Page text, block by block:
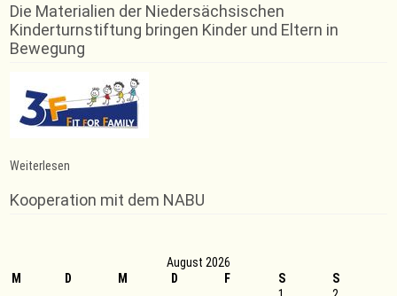
Die Materialien der Niedersächsischen
Kinderturnstiftung bringen Kinder und Eltern in
Bewegung
Weiterlesen
Call
Hip
Kooperation mit dem NABU
August 2026
M
D M D F S
S